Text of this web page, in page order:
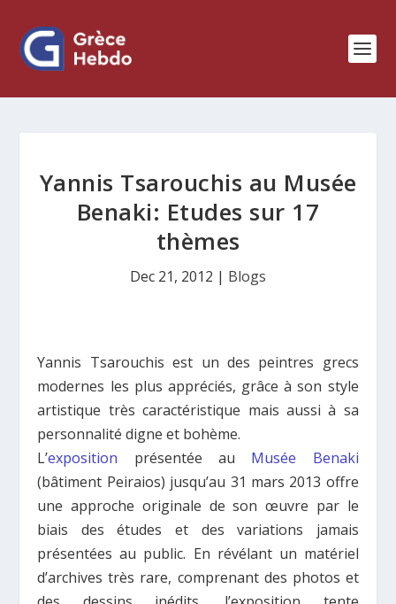
Yannis Tsarouchis au Musée
Benaki: Etudes sur 17
thèmes
Dec 21, 2012 | Blogs
Yannis Tsarouchis est un des peintres grecs
modernes les plus appréciés, grâce à son style
artistique très caractéristique mais aussi à sa
personnalité digne et bohème.
L’exposition présentée au Musée Benaki
(bâtiment Peiraios) jusqu’au 31 mars 2013 offre
une approche originale de son œuvre par le
biais des études et des variations jamais
présentées au public. En révélant un matériel
d’archives très rare, comprenant des photos et